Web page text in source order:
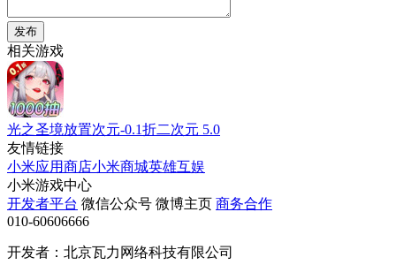
发布
相关游戏
光之圣境放置次元-0.1折二次元 5.0
友情链接
小米应用商店小米商城英雄互娱
小米游戏中心
开发者平台 微信公众号 微博主页 商务合作
010-60606666
开发者：北京瓦力网络科技有限公司